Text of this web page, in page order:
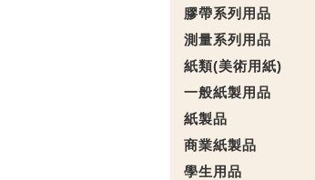
膠帶系列用品
測量系列用品
紙類(美術用紙)
一般紙製用品
紙製品
商業紙製品
學生用品